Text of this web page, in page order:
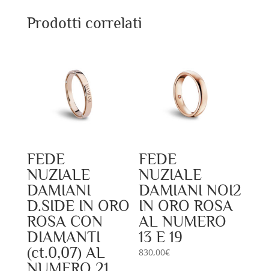
Prodotti correlati
FEDE
NUZIALE
DAMIANI
D.SIDE IN ORO
ROSA CON
DIAMANTI
(ct.0,07) AL
FEDE
NUZIALE
DAMIANI NOI2
IN ORO ROSA
AL NUMERO
13 E 19
830,00€